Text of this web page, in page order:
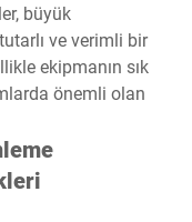
büyük
ve verimli bir
ekipmanın sık
önemli olan